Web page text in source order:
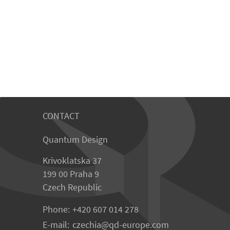
CONTACT
Quantum Design
Krivoklatska 37
199 00 Praha 9
Czech Republic
Phone: +420 607 014 278
E-mail: czechia qd-europe.com